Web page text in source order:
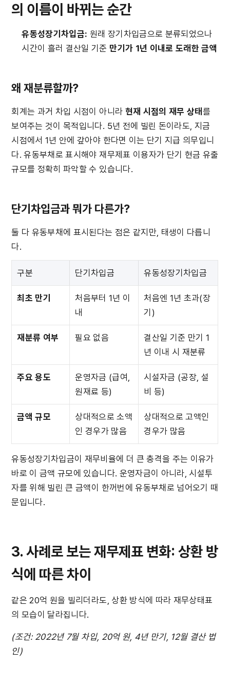
의 이름이 바뀌는 순간
유동성장기차입금: 원래 장기차입금으로 분류되었으나
시간이 흘러 결산일 기준 만기가 1년 이내로 도래한 금액
왜 재분류할까?
회계는 과거 차입 시점이 아니라 현재 시점의 재무 상태 를
보여주는 것이 목적입니다. 5년 전에 빌린 돈이라도, 지금
시점에서 1년 안에 갚아야 한다면 이는 단기 지급 의무입니
다. 유동부채로 표시해야 재무제표 이용자가 단기 현금 유출
규모를 정확히 파악할 수 있습니다.
단기차입금과 뭐가 다른가?
둘 다 유동부채에 표시된다는 점은 같지만, 태생이 다릅니
다.
구분 단기차입금 유동성장기차입금
최초 만기
처음부터 1년 이
내
처음엔 1년 초과(장
기)
재분류 여부 필요 없음
결산일 기준 만기 1
년 이내 시 재분류
주요 용도
운영자금 (급여,
원재료 등)
시설자금 (공장, 설
비 등)
금액 규모
상대적으로 소액
인 경우가 많음
상대적으로 고액인
경우가 많음
유동성장기차입금이 재무비율에 더 큰 충격을 주는 이유가
바로 이 금액 규모에 있습니다. 운영자금이 아니라, 시설투
자를 위해 빌린 큰 금액이 한꺼번에 유동부채로 넘어오기 때
문입니다.
3. 사례로 보는 재무제표 변화: 상환 방
식에 따른 차이
같은 20억 원을 빌리더라도, 상환 방식에 따라 재무상태표
의 모습이 달라집니다.
(조건: 2022년 7월 차입, 20억 원, 4년 만기, 12월 결산 법
인)